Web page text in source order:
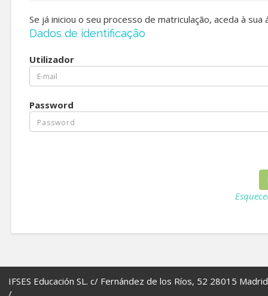
Se já iniciou o seu processo de matriculação, aceda à
Dados de identificação
Utilizador
Password
IFSES Educación SL. c/ Fernández de los Ríos, 52 28015